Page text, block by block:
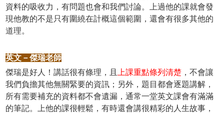
資料的吸收力，有問題也會和我們討論。上過他的課就會發
現他教的不是只有圍繞在計概這個範圍，還會有很多其他的
道理。
英文－傑瑞老師
傑瑞是好人！講話很有條理，且
上課重點條列清楚 ，不會讓
我們負擔其他無關緊要的資訊；另外，題目都會逐題講解，
所有需要補充的資料都不會遺漏，通常一堂英文課會有滿滿
的筆記。上他的課很輕鬆，有時還會講很精彩的人生故事，